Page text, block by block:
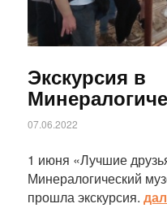
Экскурсия в
07.06.2022
1 июня «Лучшие
Минералогический
прошла экскурсия.